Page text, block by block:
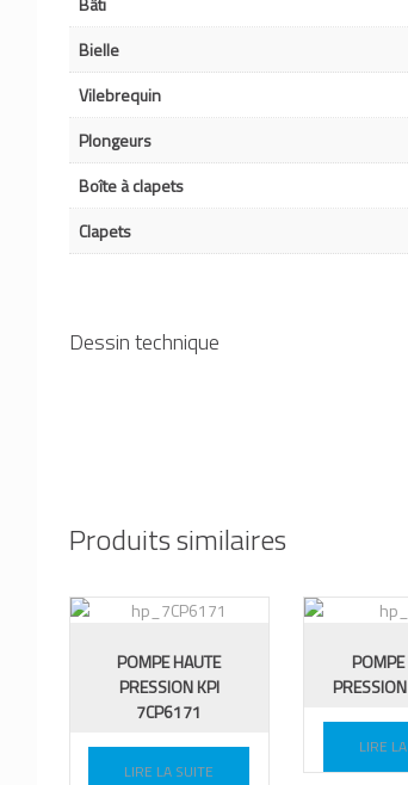
Bielle
Vilebrequin
Plongeurs
Boîte à clapets
Clapets
Dessin technique
Produits similaires
POMPE HAUTE
PRESSION KPI
7CP6171
LIRE LA SUITE
LIRE